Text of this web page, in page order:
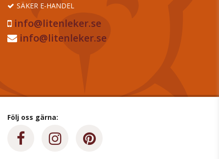
SÄKER E-HANDEL
info@litenleker.se
info@litenleker.se
Följ oss gärna: